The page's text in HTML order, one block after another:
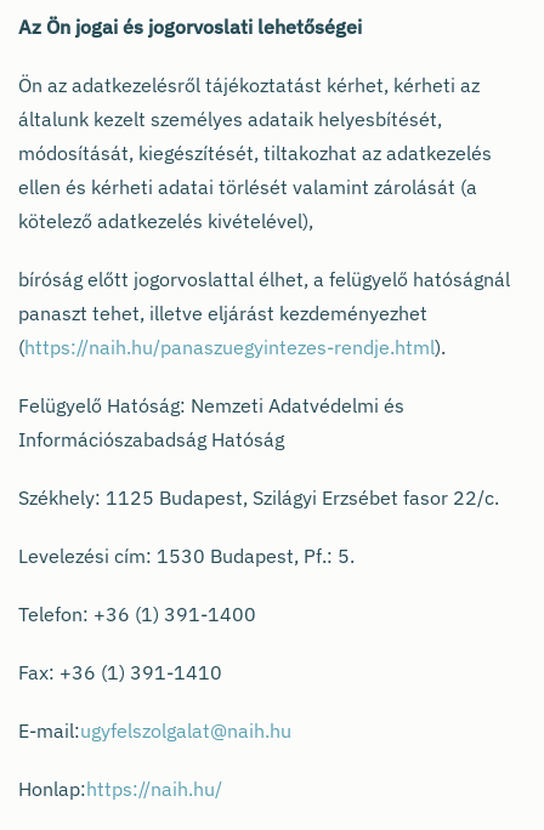
Az Ön jogai és jogorvoslati lehetőségei
Ön az adatkezelésről tájékoztatást kérhet, kérheti az
általunk kezelt személyes adataik helyesbítését,
módosítását, kiegészítését, tiltakozhat az adatkezelés
ellen és kérheti adatai törlését valamint zárolását (a
kötelező adatkezelés kivételével),
bíróság előtt jogorvoslattal élhet, a felügyelő hatóságnál
panaszt tehet, illetve eljárást kezdeményezhet
(https://naih.hu/panaszuegyintezes-rendje.html).
Felügyelő Hatóság: Nemzeti Adatvédelmi és
Információszabadság Hatóság
Székhely: 1125 Budapest, Szilágyi Erzsébet fasor 22/c.
Levelezési cím: 1530 Budapest, Pf.: 5.
Telefon: +36 (1) 391-1400
Fax: +36 (1) 391-1410
E-mail:ugyfelszolgalat@naih.hu
Honlap:https://naih.hu/